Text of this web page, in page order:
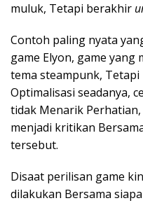
muluk, Tetapi berakhir
Contoh paling nyata
game Elyon, game yang
tema steampunk,
Optimalisasi seadanya,
tidak Menarik
menjadi kritikan
tersebut.
Disaat perilisan game
dilakukan Bersama